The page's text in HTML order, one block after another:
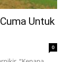
Untuk
0